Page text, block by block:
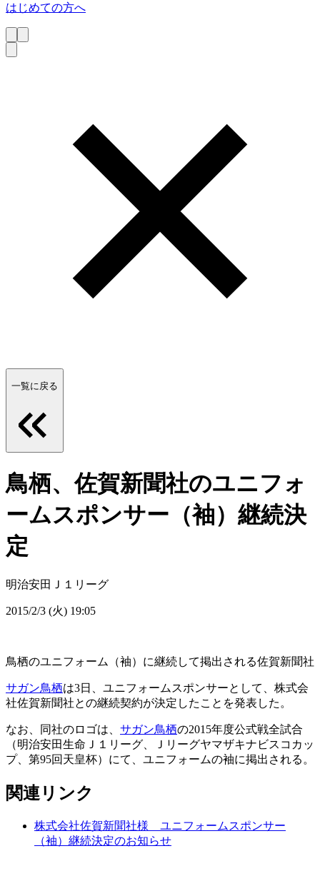
はじめての方へ
一覧に戻る
鳥栖、佐賀新聞社のユニフォ
ームスポンサー（袖）継続決
定
明治安田Ｊ１リーグ
2015/2/3 (火) 19:05
鳥栖のユニフォーム（袖）に継続して掲出される佐賀新聞社
サガン鳥栖は3日、ユニフォームスポンサーとして、株式会
社佐賀新聞社との継続契約が決定したことを発表した。
なお、同社のロゴは、 サガン鳥栖の2015年度公式戦全試合
（明治安田生命Ｊ１リーグ、Ｊリーグヤマザキナビスコカッ
プ、第95回天皇杯）にて、ユニフォームの袖に掲出される。
関連リンク
株式会社佐賀新聞社様 ユニフォームスポンサー
（袖）継続決定のお知らせ